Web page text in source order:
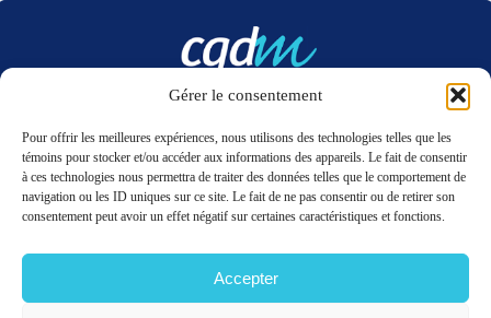
Gérer le consentement
Pour offrir les meilleures expériences, nous utilisons des technologies telles que les
témoins pour stocker et/ou accéder aux informations des appareils. Le fait de consentir
à ces technologies nous permettra de traiter des données telles que le comportement de
navigation ou les ID uniques sur ce site. Le fait de ne pas consentir ou de retirer son
consentement peut avoir un effet négatif sur certaines caractéristiques et fonctions.
Accepter
LinkedIn Twitter
© 2026 CQDM.TOUS DROITS RÉSERVÉS.